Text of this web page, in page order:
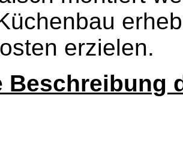
erzielen.
Beschreibung